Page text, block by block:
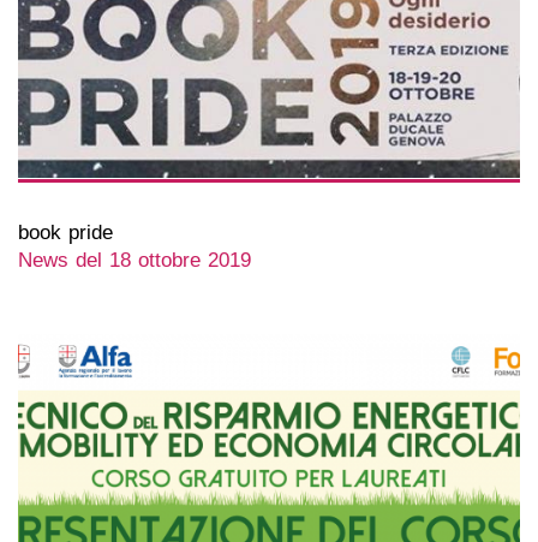
book pride
News del 18 ottobre 2019